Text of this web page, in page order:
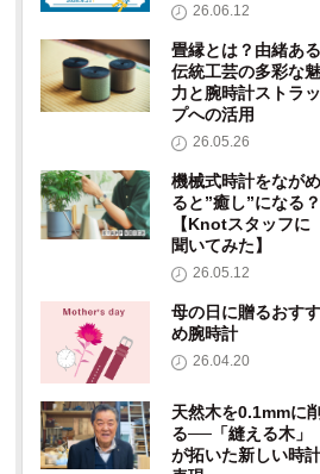
26.06.12
畳縁とは？由緒ある
伝統工芸の多彩な魅
力と腕時計ストラッ
プへの活用
26.05.26
機械式時計をながめ
ると”癒し”になる？
【Knotスタッフに
聞いてみた】
26.05.12
母の日に贈るおすす
め腕時計
26.04.20
天然木を0.1mmに削
る──「縫える木」
が拓いた新しい時計